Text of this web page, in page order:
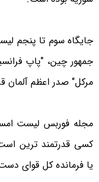
جایگاه سوم تا پنجم
جمهور چین، "پاپ
مرکل" صدر اعظم آلمان
مجله فوربس لیست
کسی قدرتمند ترین
یا فرمانده کل قوای